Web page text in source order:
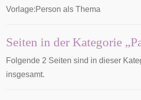
Vorlage:Person als Thema
Seiten in der Kategorie
Folgende 2 Seiten sind in dieser
insgesamt.